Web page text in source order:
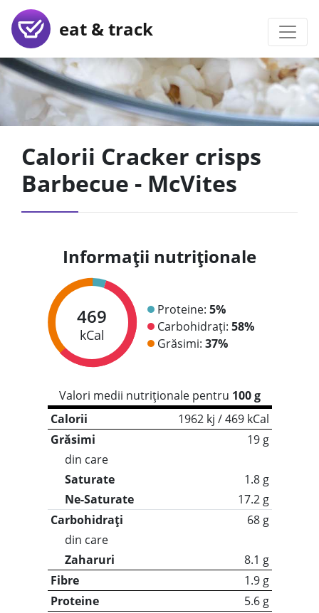
eat & track
Calorii Cracker crisps
Barbecue - McVites
Informații nutriționale
469
kCal
Proteine: 5%
Carbohidrați: 58%
Grăsimi: 37%
Valori medii nutriționale pentru 100 g
Calorii
1962 kj / 469 kCal
Grăsimi
19 g
din care
Saturate
1.8 g
Ne-Saturate
17.2 g
Carbohidrați
68 g
din care
Zaharuri
8.1 g
Fibre
1.9 g
Proteine
5.6 g